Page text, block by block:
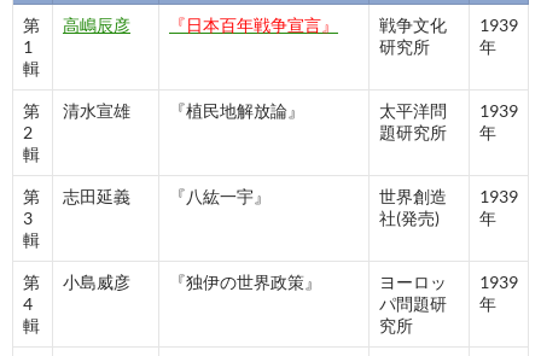
第
1
輯
高嶋辰彦 『日本百年戦争宣言』
戦争文化
研究所
1939
年
第
2
輯
清水宣雄 『植民地解放論』
太平洋問
題研究所
1939
年
第
3
輯
志田延義 『八紘一宇』
世界創造
社(発売)
1939
年
第
4
輯
小島威彦 『独伊の世界政策』
ヨーロッ
パ問題研
究所
1939
年